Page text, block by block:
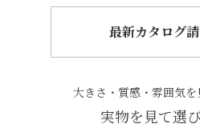
最新カタログ
大きさ・質感・雰囲気
実物を見て選